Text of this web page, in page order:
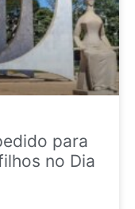
para
no Dia